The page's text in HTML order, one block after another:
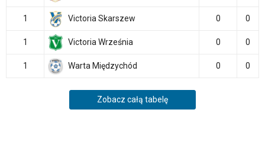
1 Victoria Skarszew 0 0
1 Victoria Września 0 0
1 Warta Międzychód 0 0
Zobacz całą tabelę